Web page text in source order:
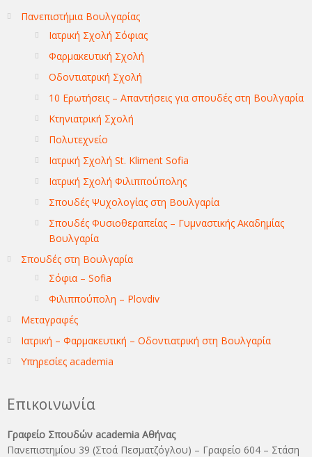
Πανεπιστήμια Βουλγαρίας
Ιατρική Σχολή Σόφιας
Φαρμακευτική Σχολή
Οδοντιατρική Σχολή
10 Ερωτήσεις – Απαντήσεις για σπουδές στη Βουλγαρία
Κτηνιατρική Σχολή
Πολυτεχνείο
Ιατρική Σχολή St. Kliment Sofia
Ιατρική Σχολή Φιλιππούπολης
Σπουδές Ψυχολογίας στη Βουλγαρία
Σπουδές Φυσιοθεραπείας – Γυμναστικής Ακαδημίας
Βουλγαρία
Σπουδές στη Βουλγαρία
Σόφια – Sofia
Φιλιππούπολη – Plovdiv
Μεταγραφές
Ιατρική – Φαρμακευτική – Οδοντιατρική στη Βουλγαρία
Υπηρεσίες academia
Επικοινωνία
Γραφείο Σπουδών academia Αθήνας
Πανεπιστημίου 39 (Στοά Πεσματζόγλου) – Γραφείο 604 – Στάση